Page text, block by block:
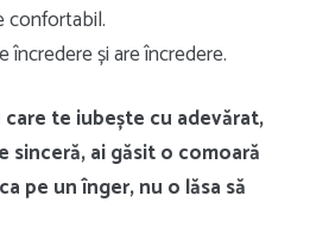
confortabil.
și are încredere.
te iubește cu adevărat,
sinceră, ai găsit o comoară
pe un înger, nu o lăsa să